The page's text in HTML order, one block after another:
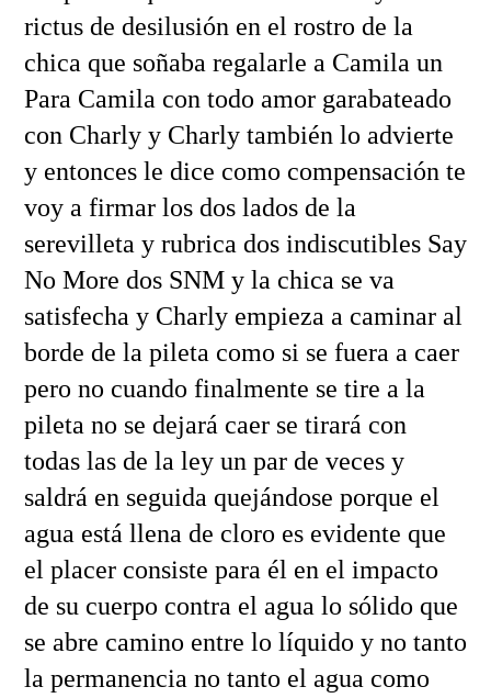
rictus de desilusión en el rostro de la
chica que soñaba regalarle a Camila un
Para Camila con todo amor garabateado
con Charly y Charly también lo advierte
y entonces le dice como compensación te
voy a firmar los dos lados de la
serevilleta y rubrica dos indiscutibles Say
No More dos SNM y la chica se va
satisfecha y Charly empieza a caminar al
borde de la pileta como si se fuera a caer
pero no cuando finalmente se tire a la
pileta no se dejará caer se tirará con
todas las de la ley un par de veces y
saldrá en seguida quejándose porque el
agua está llena de cloro es evidente que
el placer consiste para él en el impacto
de su cuerpo contra el agua lo sólido que
se abre camino entre lo líquido y no tanto
la permanencia no tanto el agua como